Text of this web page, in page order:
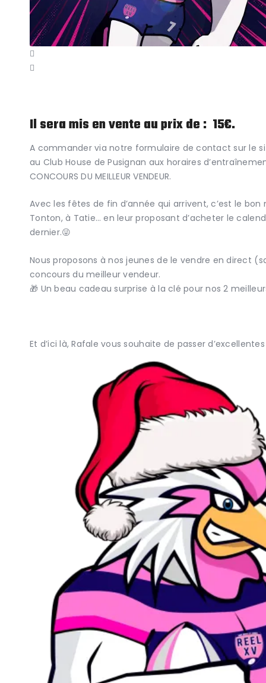
Il sera mis en vente au prix de : 15€.
A commander via notre formulaire de contact sur le
au Club House de Pusignan aux horaires
CONCOURS DU MEILLEUR VENDEUR.
Avec les fêtes de fin d’année qui arrivent, c’est le
Tonton, à Tatie… en leur proposant d’acheter le
dernier.😜
Nous proposons à nos jeunes de le vendre en direct
concours du meilleur vendeur.
🎁 Un beau cadeau surprise à la clé pour nos 2
Et d’ici là, Rafale vous souhaite de passer